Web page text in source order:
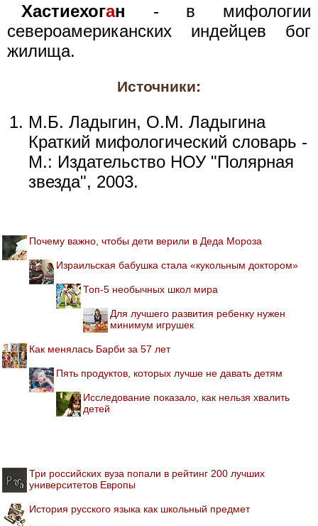
Хастиехоган - в мифологии
североамериканских индейцев бог
жилища.
Источники:
М.Б. Ладыгин, О.М. Ладыгина
Краткий мифологический словарь -
М.: Издательство НОУ "Полярная
звезда", 2003.
Почему важно, чтобы дети верили в Деда Мороза
Израильская бабушка стала «кукольным доктором»
Топ-5 необычных школ мира
Для лучшего развития ребенку нужен
минимум игрушек
Как менялась Барби за 57 лет
Пять продуктов, которых лучше не давать детям
Исследование показало, как нельзя хвалить
детей
Три российских вуза попали в рейтинг 200 лучших
университетов Европы
История русского языка как школьный предмет